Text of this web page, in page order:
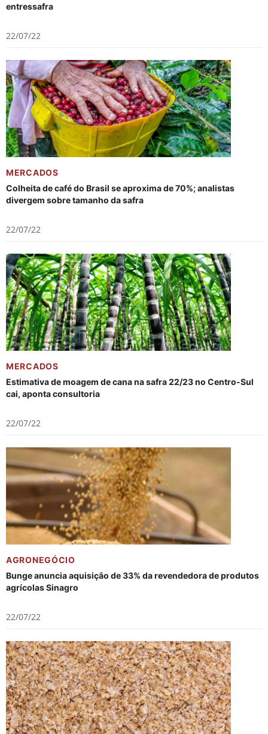
entressafra
22/07/22
MERCADOS
Colheita de café do Brasil se aproxima de 70%; analistas
divergem sobre tamanho da safra
22/07/22
MERCADOS
Estimativa de moagem de cana na safra 22/23 no Centro-Sul
cai, aponta consultoria
22/07/22
AGRONEGÓCIO
Bunge anuncia aquisição de 33% da revendedora de produtos
agrícolas Sinagro
22/07/22